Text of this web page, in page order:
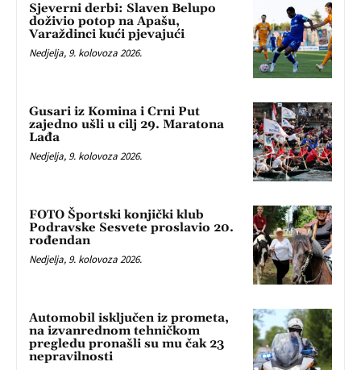
Sjeverni derbi: Slaven Belupo
doživio potop na Apašu,
Varaždinci kući pjevajući
Nedjelja, 9. kolovoza 2026.
Gusari iz Komina i Crni Put
zajedno ušli u cilj 29. Maratona
Lađa
Nedjelja, 9. kolovoza 2026.
FOTO Športski konjički klub
Podravske Sesvete proslavio 20.
rođendan
Nedjelja, 9. kolovoza 2026.
Automobil isključen iz prometa,
na izvanrednom tehničkom
pregledu pronašli su mu čak 23
nepravilnosti